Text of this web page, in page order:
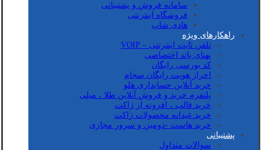
سامانه فروش و پشتیبانی
فروشگاه اینترنتی
هادی شاپ
راهکارهای ویژه
تلفن ثابت اینترنتی – VOIP
پهنای باند اختصاصی
کد بورسی رایگان
احراز هویت رایگان سجام
خرید آنلاین حسابداری هلو
پلتفرم خرید و فروش آنلاین طلا ، میلی
خرید قالب ، افزونه از ژاکت
خرید عیدانه محصولات ژاکت
خرید هاست -دومین و سرور مجازی
پشتیبانی
سوالات متداول